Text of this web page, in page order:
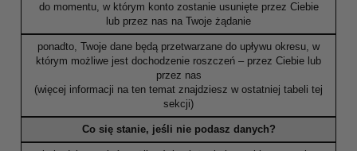
do momentu, w którym konto zostanie usunięte przez Ciebie
lub przez nas na Twoje żądanie
ponadto, Twoje dane będą przetwarzane do upływu okresu, w
którym możliwe jest dochodzenie roszczeń – przez Ciebie lub
przez nas
(więcej informacji na ten temat znajdziesz w ostatniej tabeli tej
sekcji)
Co się stanie, jeśli nie podasz danych?